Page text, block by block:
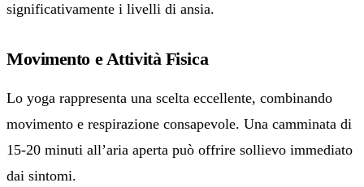
significativamente i livelli di ansia.
Movimento e Attività Fisica
Lo yoga rappresenta una scelta eccellente, combinando
movimento e respirazione consapevole. Una camminata di
15-20 minuti all’aria aperta può offrire sollievo immediato
dai sintomi.